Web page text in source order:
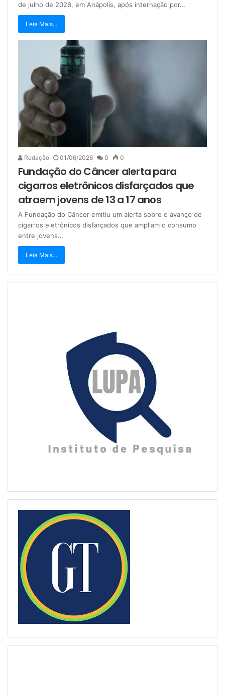
de julho de 2026, em Anápolis, após internação por…
Leia Mais...
Redação 01/06/2026 0 0
Fundação do Câncer alerta para
cigarros eletrônicos disfarçados que
atraem jovens de 13 a 17 anos
A Fundação do Câncer emitiu um alerta sobre o avanço de
cigarros eletrônicos disfarçados que ampliam o consumo
entre jovens…
Leia Mais...